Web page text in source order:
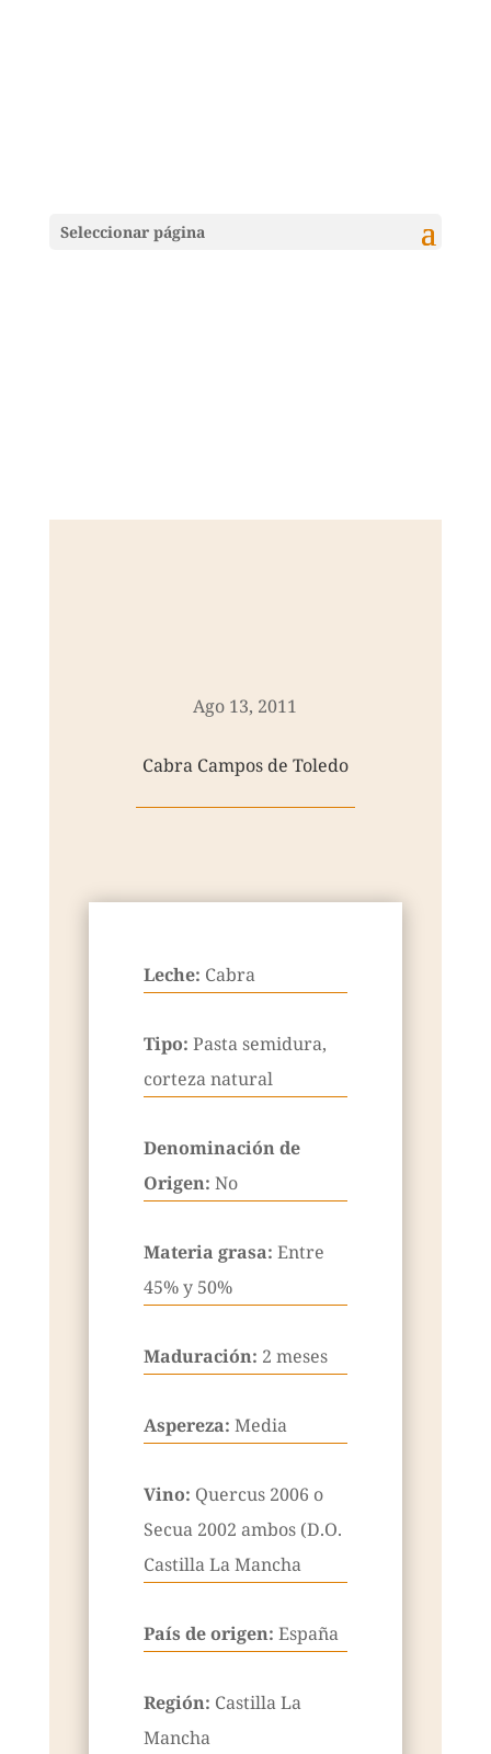
Seleccionar página
Ago 13, 2011
Cabra Campos de Toledo
Leche: Cabra
Tipo: Pasta semidura,
corteza natural
Denominación de
Origen: No
Materia grasa: Entre
45% y 50%
Maduración: 2 meses
Aspereza: Media
Vino: Quercus 2006 o
Secua 2002 ambos (D.O.
Castilla La Mancha
País de origen: España
Región: Castilla La
Mancha